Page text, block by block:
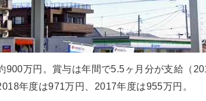
900万円。賞与は年間で5.5ヶ月分が支給（
年度は971万円、2017年度は955万円。